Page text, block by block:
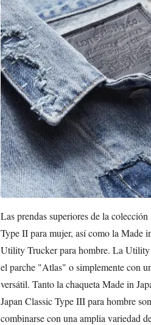
Las prendas superiores de la
Type II para mujer, así como la Made
Utility Trucker para hombre. La Utility
el parche "Atlas" o simplemente con
versátil. Tanto la chaqueta Made in
Japan Classic Type III para hombre
combinarse con una amplia variedad